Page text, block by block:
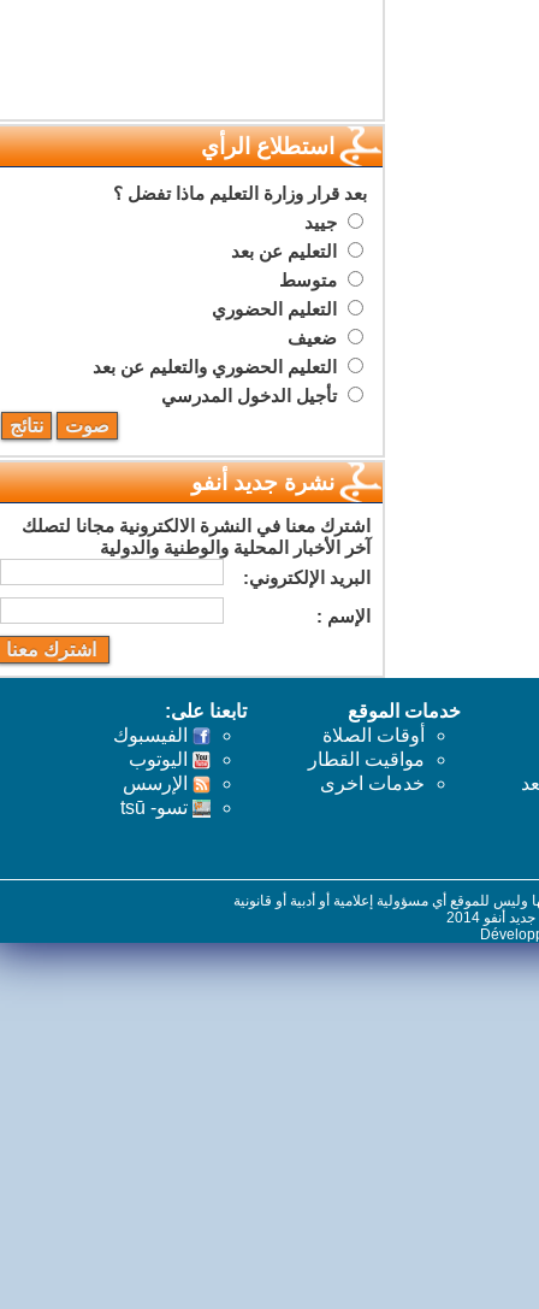
استطلاع الرأي
بعد قرار وزارة التعليم ماذا تفضل ؟
جييد
التعليم عن بعد
متوسط
التعليم الحضوري
ضعيف
التعليم الحضوري والتعليم عن بعد
تأجيل الدخول المدرسي
نشرة جديد أنفو
اشترك معنا في النشرة الالكترونية مجانا لتصلك
آخر الأخبار المحلية والوطنية والدولية
البريد اﻹلكتروني:
اﻹسم :
خدمات الموقع
أوقات الصلاة
مواقيت القطار
خدمات اخرى
تابعنا على:
الفيسبوك
اليوتوب
اﻹرسس
تسو- tsū
للموقع أي مسؤولية إعلامية أو أدبية أو قانونية
2014